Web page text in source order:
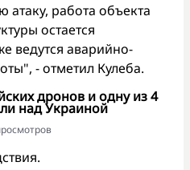
работа объекта
остается
ведутся аварийно-
- отметил Кулеба.
дронов и одну из 4
над Украиной